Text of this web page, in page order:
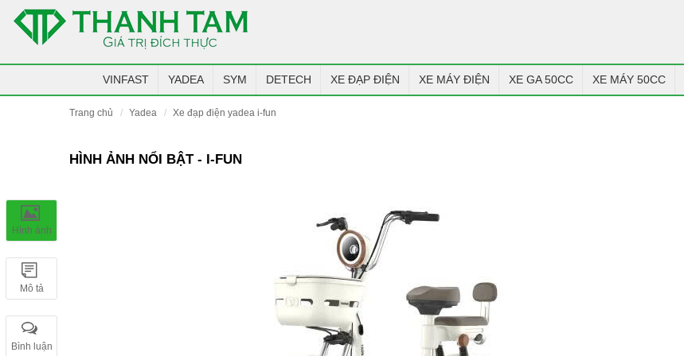
VINFAST YADEA SYM DETECH XE ĐẠP ĐIỆN XE MÁY ĐIỆN XE GA 50CC XE MÁY 50CC
Hình ảnh
Mô tả
Bình luận
trang chủ yadea xe đạp điện yadea i-fun
HÌNH ẢNH NỔI BẬT - I-FUN